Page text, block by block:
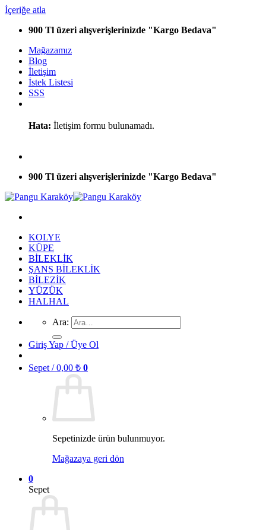
İçeriğe atla
900 Tl üzeri alışverişlerinizde "Kargo Bedava"
Mağazamız
Blog
İletişim
İstek Listesi
SSS
Hata: İletişim formu bulunamadı.
900 Tl üzeri alışverişlerinizde "Kargo Bedava"
KOLYE
KÜPE
BİLEKLİK
ŞANS BİLEKLİK
BİLEZİK
YÜZÜK
HALHAL
Ara:
Giriş Yap / Üye Ol
Sepet /0,00 ₺ 0
Sepetinizde ürün bulunmuyor.
Mağazaya geri dön
0
Sepet